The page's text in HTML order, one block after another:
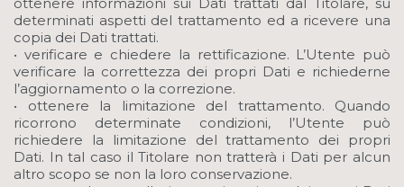
determinati aspetti del trattamento ed a ricevere una
copia dei Dati trattati.
• verificare e chiedere la rettificazione. L’Utente può
verificare la correttezza dei propri Dati e richiederne
l’aggiornamento o la correzione.
• ottenere la limitazione del trattamento. Quando
ricorrono determinate condizioni, l’Utente può
richiedere la limitazione del trattamento dei propri
Dati. In tal caso il Titolare non tratterà i Dati per alcun
altro scopo se non la loro conservazione.